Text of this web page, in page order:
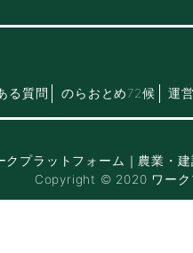
る質問 のらおとめ72候 運
クプラットフォーム｜農業・
Copyright © 2020 ワーク